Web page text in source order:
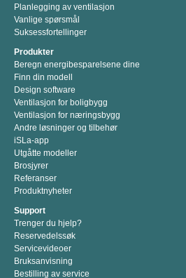
Planlegging av ventilasjon
Vanlige spørsmål
Suksessfortellinger
Produkter
Beregn energibesparelsene dine
Finn din modell
Design software
Ventilasjon for boligbygg
Ventilasjon for næringsbygg
Andre løsninger og tilbehør
iSLa-app
Utgåtte modeller
Brosjyrer
Referanser
Produktnyheter
Support
Trenger du hjelp?
Reservedelssøk
Servicevideoer
Bruksanvisning
Bestilling av service